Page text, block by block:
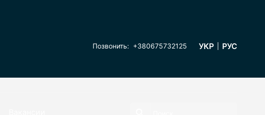
Позвонить: +380675732125 УКР РУС